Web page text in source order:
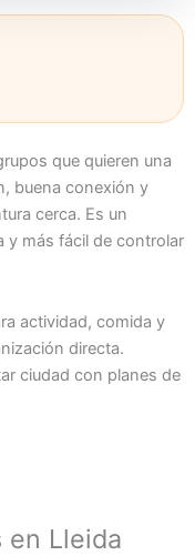
que quieren una
buena conexión y
cerca. Es un
y más fácil de controlar
actividad, comida y
directa.
ciudad con planes de
en Lleida